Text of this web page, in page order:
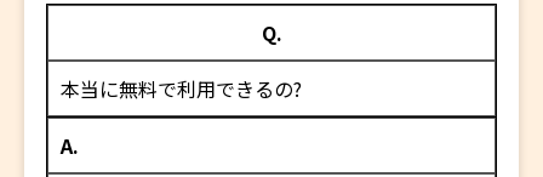
Q.
本当に無料で利用できるの?
A.